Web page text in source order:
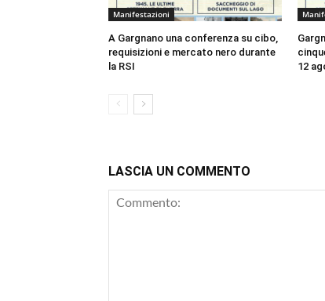
Manifestazioni
A Gargnano una conferenza su cibo,
requisizioni e mercato nero durante
la RSI
12
LASCIA UN COMMENTO